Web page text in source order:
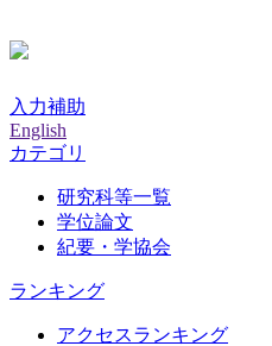
入力補助
English
カテゴリ
研究科等一覧
学位論文
紀要・学協会
ランキング
アクセスランキング